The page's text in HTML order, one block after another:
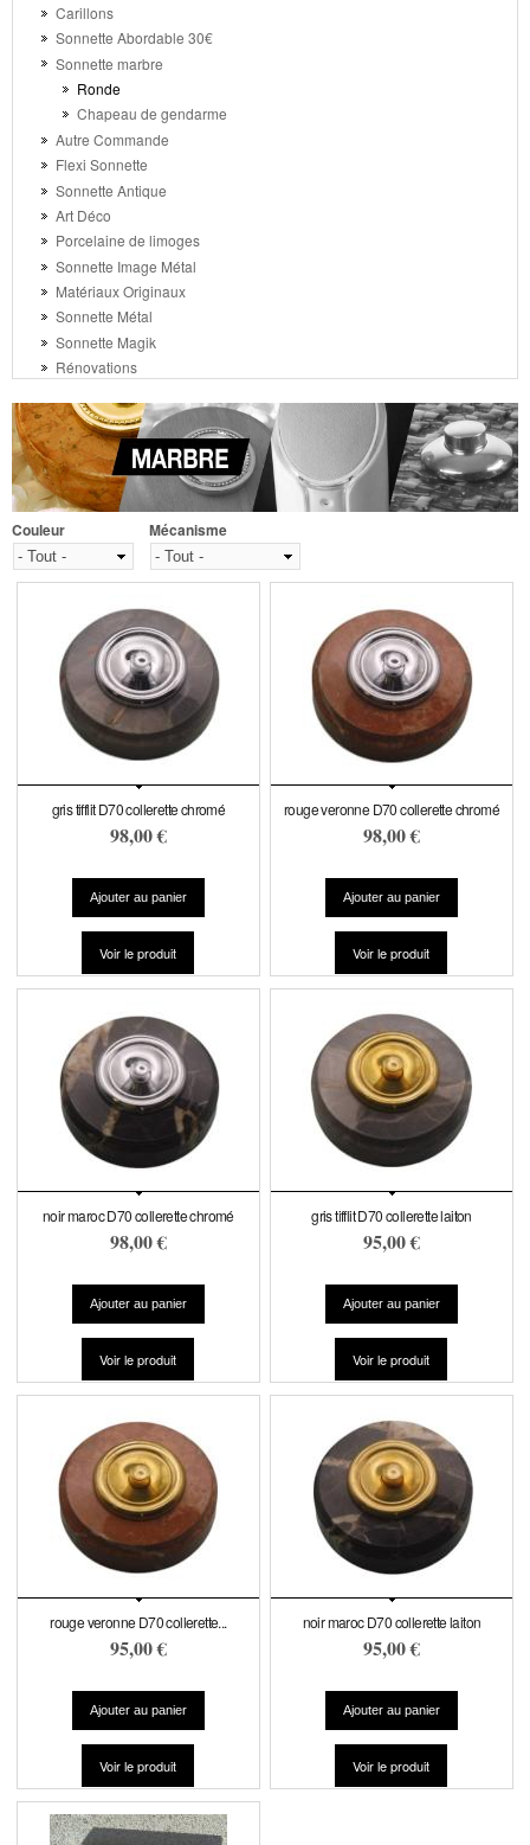
Carillons
Sonnette Abordable 30€
Sonnette marbre
Ronde
Chapeau de gendarme
Autre Commande
Flexi Sonnette
Sonnette Antique
Art Déco
Porcelaine de limoges
Sonnette Image Métal
Matériaux Originaux
Sonnette Métal
Sonnette Magik
Rénovations
Couleur Mécanisme
gris tifflit D70 collerette chromé
98,00 €
Voir le produit
rouge veronne D70 collerette chromé
98,00 €
Voir le produit
noir maroc D70 collerette chromé
98,00 €
Voir le produit
gris tifflit D70 collerette laiton
95,00 €
Voir le produit
rouge veronne D70 collerette...
95,00 €
Voir le produit
noir maroc D70 collerette laiton
95,00 €
Voir le produit